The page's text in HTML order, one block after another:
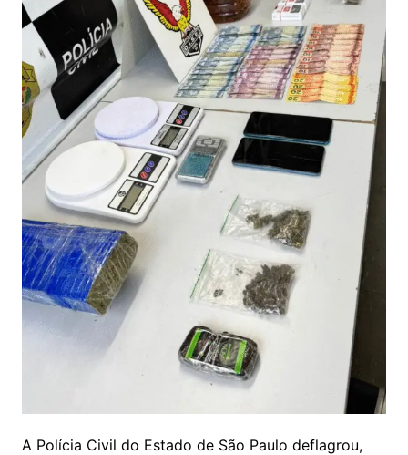
A Polícia Civil do Estado de São Paulo deflagrou,